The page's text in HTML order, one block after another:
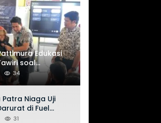
Edukasi
soal
Penerbangan
Bermain Layang-
34
Niaga Uji
di Fuel
Antisipasi Risiko
31